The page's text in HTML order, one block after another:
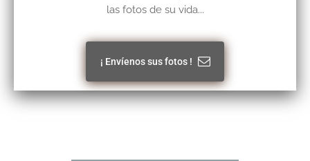
las fotos de su vida...
¡ Envíenos sus fotos !